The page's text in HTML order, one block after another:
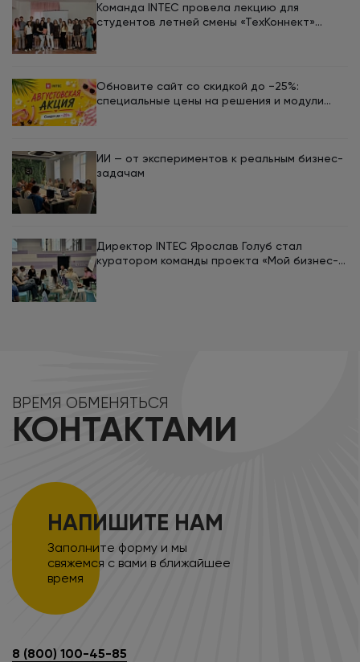
Команда INTEC провела лекцию для
студентов летней смены «ТехКоннект»
Обновите сайт со скидкой до −25%:
специальные цены на решения и модули
INTEC в августе
ИИ — от экспериментов к реальным бизнес-
задачам
Директор INTEC Ярослав Голуб стал
куратором команды проекта «Мой бизнес-
кемп 2026»
ВРЕМЯ ОБМЕНЯТЬСЯ
КОНТАКТАМИ
НАПИШИТЕ НАМ
Заполните форму и мы
свяжемся с вами в ближайшее
время
8 (800) 100-45-85